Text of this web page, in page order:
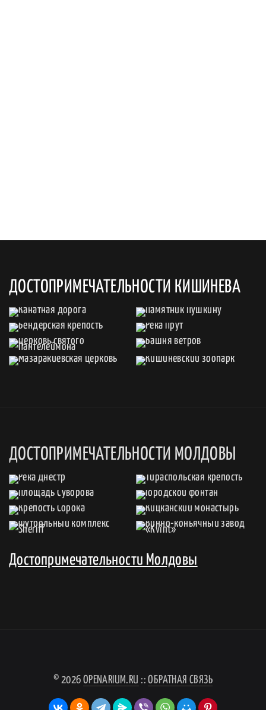
ДОСТОПРИМЕЧАТЕЛЬНОСТИ КИШИНЕВА
ДОСТОПРИМЕЧАТЕЛЬНОСТИ МОЛДОВЫ
Достопримечательности Молдовы
© 2026 OPENARIUM.RU ::ОБРАТНАЯ СВЯЗЬ